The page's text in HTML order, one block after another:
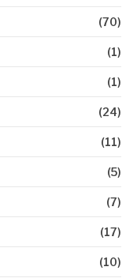
(70)
(1)
(1)
(24)
(11)
(5)
(7)
(17)
(10)